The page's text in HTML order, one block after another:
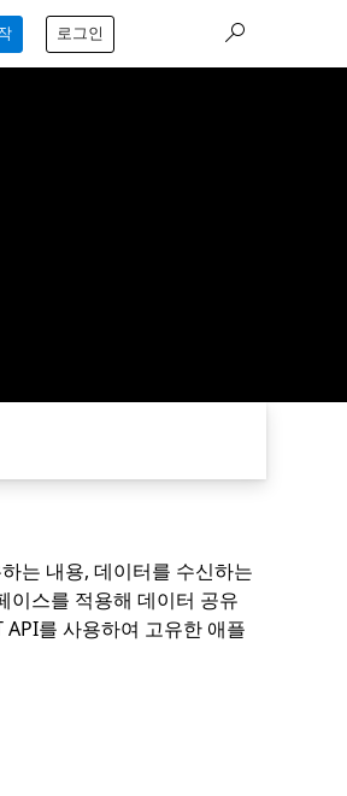
로그인
는 내용, 데이터를 수신하는
이스를 적용해 데이터 공유
를 사용하여 고유한 애플